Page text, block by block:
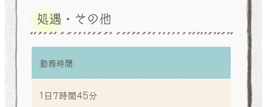
処遇・その他
勤務時間
1日7時間45分